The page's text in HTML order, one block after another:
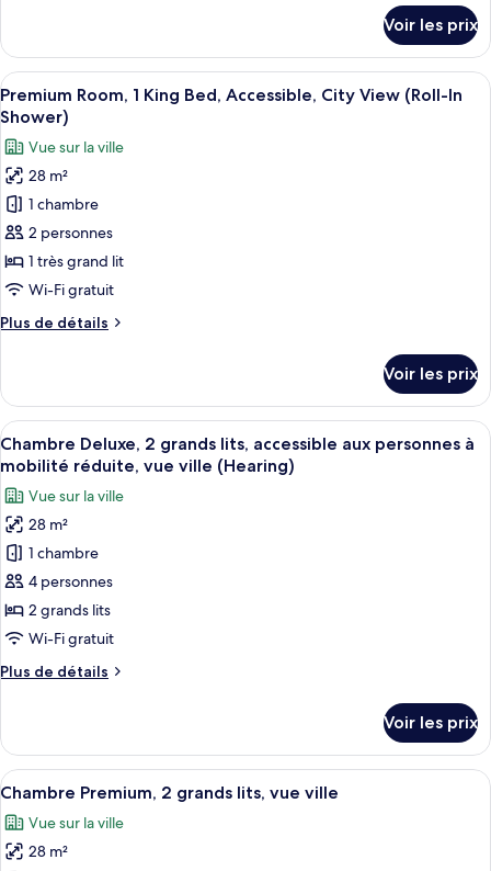
Shower)
grand
lit
(Mobility
&
Hearing,
Roll-
in
Shower)
le
type
de
chambre
Premium,
très
grand
lit
&
Hearing,
in
Voir les prix
Afficher
toutes
les
photos
pour
ce
type
de
chambre :
Room,
Bed,
Accessible,
City
View
(Roll-
In
Shower)
Une chambre d’hôtel avec un
8
Premium Room, 1 King Bed, Accessible, City View (Roll-In
Shower)
Vue sur la ville
28 m²
1 chambre
2 personnes
1 très grand lit
Wi-Fi gratuit
Plus de détails
Plus
le
type
de
chambre
Room,
King
Bed,
Accessible,
View
(Roll-
Shower)
Voir les prix
Afficher
toutes
les
photos
pour
ce
type
de
chambre :
Deluxe,
lits,
accessible
aux
personnes
à
Une chambre d’hôtel avec deux
7
Chambre Deluxe, 2 grands lits, accessible aux personnes à
mobilité réduite, vue ville (Hearing)
Vue sur la ville
28 m²
1 chambre
4 personnes
2 grands lits
Wi-Fi gratuit
Plus de détails
Plus
le
type
de
Chambre
Deluxe,
Voir les prix
Afficher
toutes
les
photos
Une chambre d’hôtel avec deux lits,
8
Chambre Premium, 2 grands lits, vue ville
Vue sur la ville
28 m²